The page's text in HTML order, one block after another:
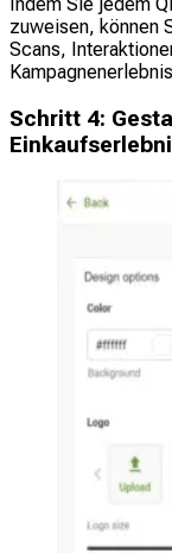
zuweisen, können
Scans,
Schritt 4: